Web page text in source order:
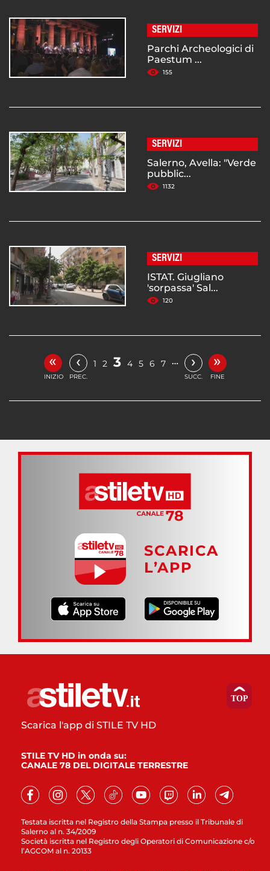
SERVIZI
Parchi Archeologici di
Paestum ...
155
SERVIZI
Salerno, Avella: "Verde
pubblic...
1132
SERVIZI
ISTAT. Giugliano
'sorpassa' Sal...
120
«
INIZIO
‹
PREC.
1 2 3 4 5 6 7 … ›
SUCC.
»
FINE
SCARICA
L’APP
Testata iscritta nel Registro della Stampa presso il Tribunale di
Salerno al n. 34/2009
Società iscritta nel Registro degli Operatori di Comunicazione c/o
l’AGCOM al n. 20133
Scarica l'app di STILE TV HD
STILE TV HD in onda su:
CANALE 78 DEL DIGITALE TERRESTRE